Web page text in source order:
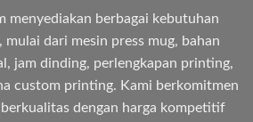
menyediakan berbagai kebutuhan
dari mesin press mug, bahan
jam dinding, perlengkapan printing,
custom printing. Kami berkomitmen
dengan harga kompetitif